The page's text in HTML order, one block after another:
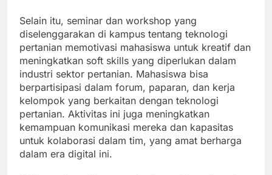
Selain itu, seminar dan workshop yang
diselenggarakan di kampus tentang teknologi
pertanian memotivasi mahasiswa untuk kreatif dan
meningkatkan soft skills yang diperlukan dalam
industri sektor pertanian. Mahasiswa bisa
berpartisipasi dalam forum, paparan, dan kerja
kelompok yang berkaitan dengan teknologi
pertanian. Aktivitas ini juga meningkatkan
kemampuan komunikasi mereka dan kapasitas
untuk kolaborasi dalam tim, yang amat berharga
dalam era digital ini.